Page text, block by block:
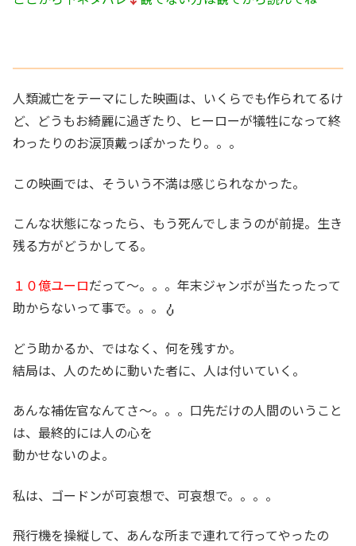
人類滅亡をテーマにした映画は、いくらでも作られてるけ
ど、どうもお綺麗に過ぎたり、ヒーローが犠牲になって終
わったりのお涙頂戴っぽかったり。。。
この映画では、そういう不満は感じられなかった。
こんな状態になったら、もう死んでしまうのが前提。生き
残る方がどうかしてる。
１０億ユーロだって～。。。年末ジャンボが当たったって
助からないって事で。。。
どう助かるか、ではなく、何を残すか。
結局は、人のために動いた者に、人は付いていく。
あんな補佐官なんてさ～。。。口先だけの人間のいうこと
は、最終的には人の心を
動かせないのよ。
私は、ゴードンが可哀想で、可哀想で。。。。
飛行機を操縦して、あんな所まで連れて行ってやったの